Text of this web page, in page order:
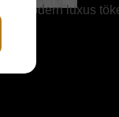
a modern luxus